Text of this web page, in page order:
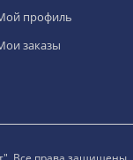
профиль
заказы